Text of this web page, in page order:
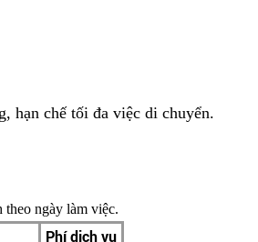
hạn chế tối đa việc di chuyển.
ngày làm việc.
Phí dịch vụ